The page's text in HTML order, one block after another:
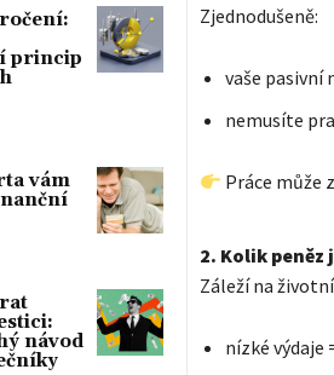
princip
vám
návod
Zjednodušeně:
vaše pasivní
nemusíte
Práce může
2. Kolik peněz
Záleží na
nízké